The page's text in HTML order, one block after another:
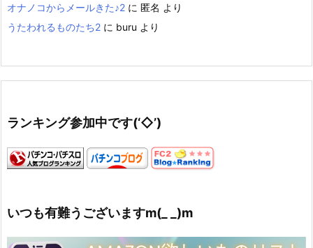
オナノコからメールきた♪2 に 匿名 より
うたわれるものたち2 に buru より
ランキング参加中です(‘◇’)ゞ
いつも有難うございますm(_ _)m